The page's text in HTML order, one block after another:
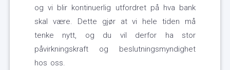
og vi blir kontinuerlig utfordret på hva bank
skal være. Dette gjør at vi hele tiden må
tenke nytt, og du vil derfor ha stor
påvirkningskraft og beslutningsmyndighet
hos oss.